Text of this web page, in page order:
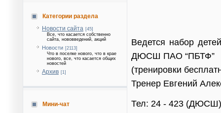
Категории раздела
Новости сайта [45]
Все, что касается собственно
сайта, нововведений, акций
Новости [2113]
Что в поселке нового, что в крае
нового, все, что касается общих
новостей
Архив [1]
Мини-чат
Ведется набор
ДЮСШ ПАО “ПБТФ”
(тренировки
Тренер Евгений
Тел: 24 - 423